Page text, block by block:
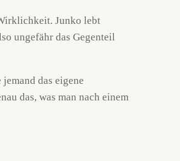
Junko lebt
ungefähr das Gegenteil
das eigene
das, was man nach einem